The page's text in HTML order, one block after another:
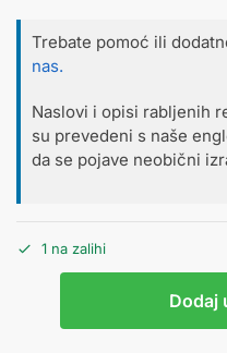
Trebate pomoć ili
nas.
Naslovi i opisi rabljenih
su prevedeni s naše
da se pojave neobični
1 na zalihi
Dodaj